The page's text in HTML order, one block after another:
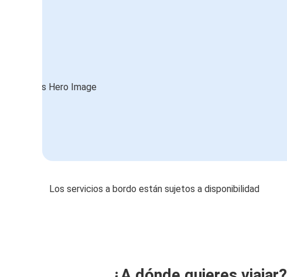
Los servicios a bordo están sujetos a disponibilidad